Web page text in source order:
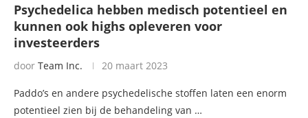
Psychedelica hebben medisch potentieel en
kunnen ook highs opleveren voor
investeerders
door Team Inc. 20 maart 2023
Paddo’s en andere psychedelische stoffen laten een enorm
potentieel zien bij de behandeling van …